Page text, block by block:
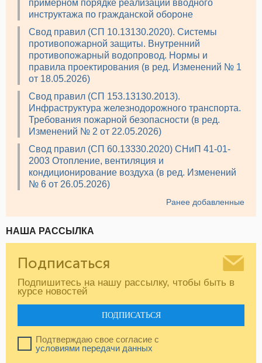
примерном порядке реализации вводного
инструктажа по гражданской обороне
Свод правил (СП 10.13130.2020). Системы
противопожарной защиты. Внутренний
противопожарный водопровод. Нормы и
правила проектирования (в ред. Изменений № 1
от 18.05.2026)
Свод правил (СП 153.13130.2013).
Инфраструктура железнодорожного транспорта.
Требования пожарной безопасности (в ред.
Изменений № 2 от 22.05.2026)
Свод правил (СП 60.13330.2020) СНиП 41-01-
2003 Отопление, вентиляция и
кондиционирование воздуха (в ред. Изменений
№ 6 от 26.05.2026)
Ранее добавленные
НАША РАССЫЛКА
Подписаться
Подпишитесь на нашу рассылку, чтобы быть в
курсе новостей
ПОДПИСАТЬСЯ
Подтверждаю свое согласие с
условиями передачи данных